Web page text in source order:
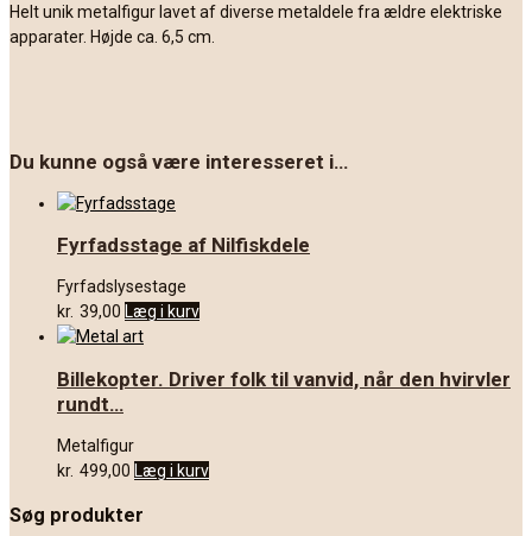
Helt unik metalfigur lavet af diverse metaldele fra ældre elektriske
apparater. Højde ca. 6,5 cm.
Du kunne også være interesseret i…
Fyrfadsstage af Nilfiskdele
Fyrfadslysestage
kr. 39,00 Læg i kurv
Billekopter. Driver folk til vanvid, når den hvirvler
rundt…
Metalfigur
kr. 499,00 Læg i kurv
Søg produkter